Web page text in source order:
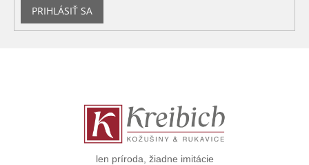
PRIHLÁSIŤ SA
len príroda, žiadne imitácie